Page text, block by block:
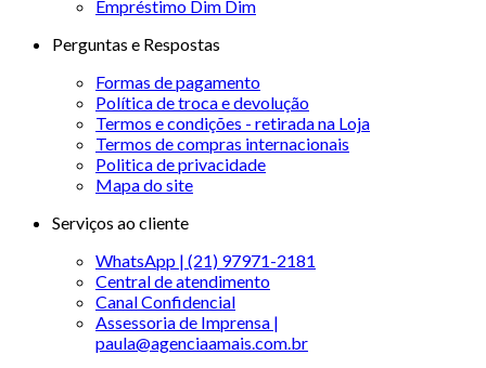
Empréstimo Dim Dim
Perguntas e Respostas
Formas de pagamento
Política de troca e devolução
Termos e condições - retirada na Loja
Termos de compras internacionais
Politica de privacidade
Mapa do site
Serviços ao cliente
WhatsApp | (21) 97971-2181
Central de atendimento
Canal Confidencial
Assessoria de Imprensa |
paula@agenciaamais.com.br